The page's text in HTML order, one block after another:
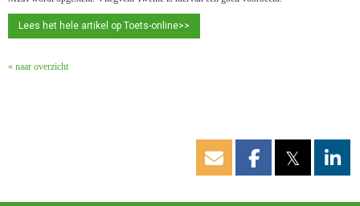
Lees het hele artikel op Toets-online>>
« naar overzicht
𝕏